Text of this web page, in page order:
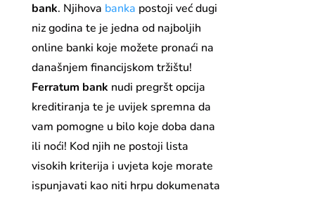
bank. Njihova banka postoji već dugi
niz godina te je jedna od najboljih
online banki koje možete pronaći na
današnjem financijskom tržištu!
Ferratum bank nudi pregršt opcija
kreditiranja te je uvijek spremna da
vam pomogne u bilo koje doba dana
ili noći! Kod njih ne postoji lista
visokih kriterija i uvjeta koje morate
ispunjavati kao niti hrpu dokumenata